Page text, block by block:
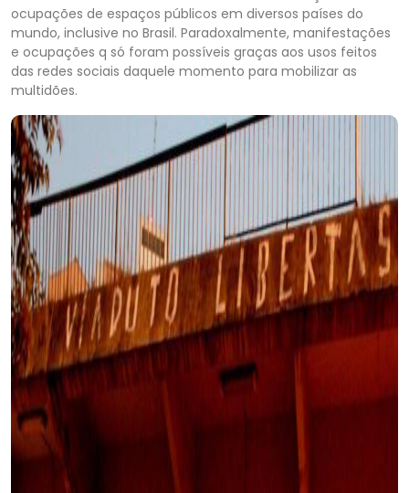
ocupações de espaços públicos em diversos países do
mundo, inclusive no Brasil. Paradoxalmente, manifestações
e ocupações q só foram possíveis graças aos usos feitos
das redes sociais daquele momento para mobilizar as
multidões.